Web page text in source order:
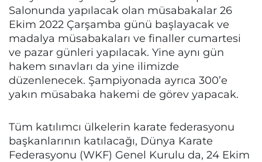
Salonunda yapılacak olan müsabakalar 26
Ekim 2022 Çarşamba günü başlayacak ve
madalya müsabakaları ve finaller cumartesi
ve pazar günleri yapılacak. Yine aynı gün
hakem sınavları da yine ilimizde
düzenlenecek. Şampiyonada ayrıca 300’e
yakın müsabaka hakemi de görev yapacak.
Tüm katılımcı ülkelerin karate federasyonu
başkanlarının katılacağı, Dünya Karate
Federasyonu (WKF) Genel Kurulu da, 24 Ekim